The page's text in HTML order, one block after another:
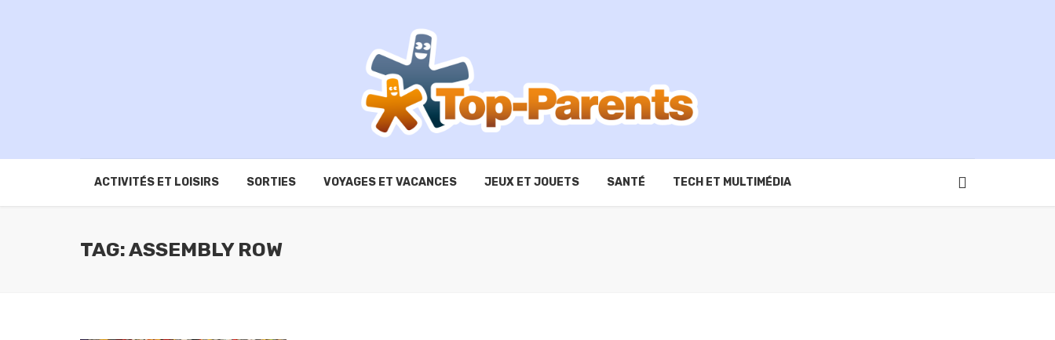
ACTIVITÉS ET LOISIRS SORTIES VOYAGES ET VACANCES JEUX ET JOUETS SANTÉ TECH ET MULTIMÉDIA
TAG: ASSEMBLY ROW